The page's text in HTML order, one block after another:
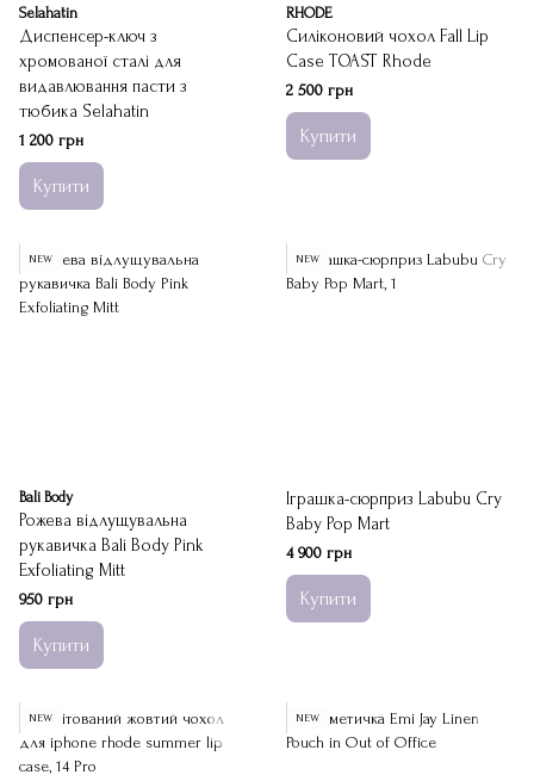
Selahatin
Диспенсер-ключ з
хромованої сталі для
видавлювання пасти з
тюбика Selahatin
1 200 грн
Купити
RHODE
Силіконовий чохол Fall Lip
Case TOAST Rhode
2 500 грн
Купити
NEW
Bali Body
Рожева відлущувальна
рукавичка Bali Body Pink
Exfoliating Mitt
950 грн
Купити
NEW
Іграшка-сюрприз Labubu Cry
Baby Pop Mart
4 900 грн
Купити
NEW NEW